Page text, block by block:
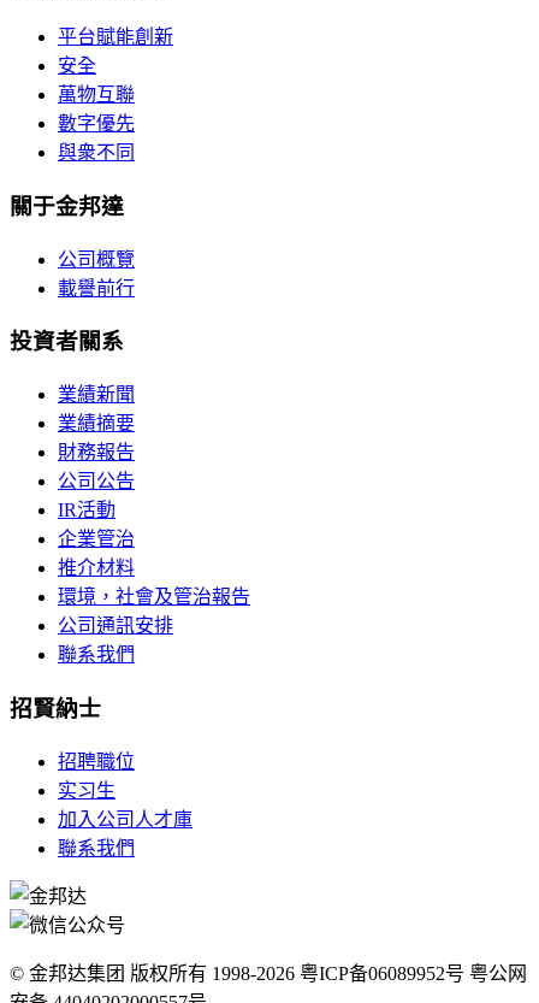
平台賦能創新
安全
萬物互聯
數字優先
與衆不同
關于金邦達
公司概覽
載譽前行
投資者關系
業績新聞
業績摘要
財務報告
公司公告
IR活動
企業管治
推介材料
環境，社會及管治報告
公司通訊安排
聯系我們
招賢納士
招聘職位
实习生
加入公司人才庫
聯系我們
© 金邦达集团 版权所有 1998-2026 粤ICP备06089952号 粤公网